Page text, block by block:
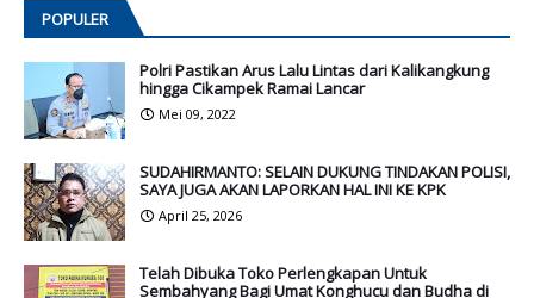
POPULER
Polri Pastikan Arus Lalu Lintas dari Kalikangkung
hingga Cikampek Ramai Lancar
Mei 09, 2022
SUDAHIRMANTO: SELAIN DUKUNG TINDAKAN POLISI,
SAYA JUGA AKAN LAPORKAN HAL INI KE KPK
April 25, 2026
Telah Dibuka Toko Perlengkapan Untuk
Sembahyang Bagi Umat Konghucu dan Budha di